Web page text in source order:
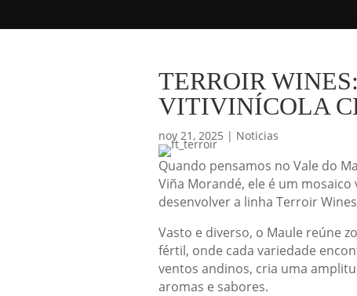
TERROIR
VITIVINÍCOLA
nov 21, 2025 | Noticias
Quando pensamos no Vale do
Viña Morandé, ele é um
desenvolver a linha Terroir
Vasto e diverso, o Maule reúne
fértil, onde cada variedade
ventos andinos, cria uma
aromas e sabores.